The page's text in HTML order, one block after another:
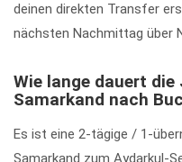
deinen direkten Transfer
nächsten Nachmittag über
Wie lange dauert
Samarkand nach
Es ist eine 2-tägige / 1-
Samarkand zum Aydarkul-